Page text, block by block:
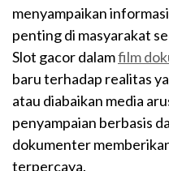
menyampaikan
penting di masyarakat
Slot gacor dalamfilm
baru terhadap realitas
atau diabaikan media
penyampaian berbasis
dokumenter
terpercaya.